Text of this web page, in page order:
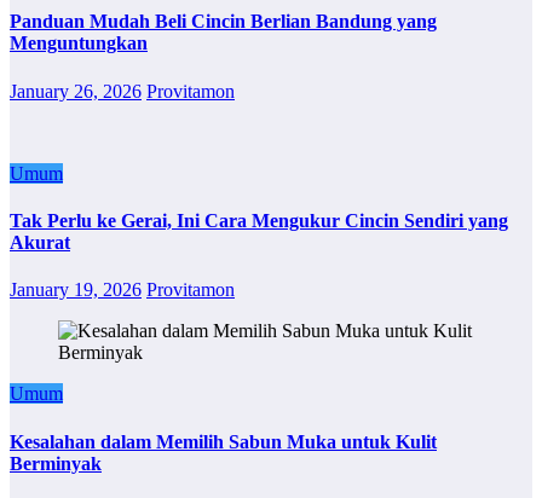
Panduan Mudah Beli Cincin Berlian Bandung yang
Menguntungkan
January 26, 2026 Provitamon
Umum
Tak Perlu ke Gerai, Ini Cara Mengukur Cincin Sendiri yang
Akurat
January 19, 2026 Provitamon
Umum
Kesalahan dalam Memilih Sabun Muka untuk Kulit
Berminyak